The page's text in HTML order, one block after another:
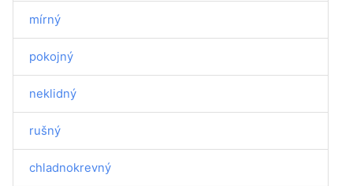
mírný
pokojný
neklidný
rušný
chladnokrevný